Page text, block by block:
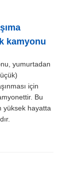
kamyonu
yumurtadan
için
Bu
yüksek hayatta